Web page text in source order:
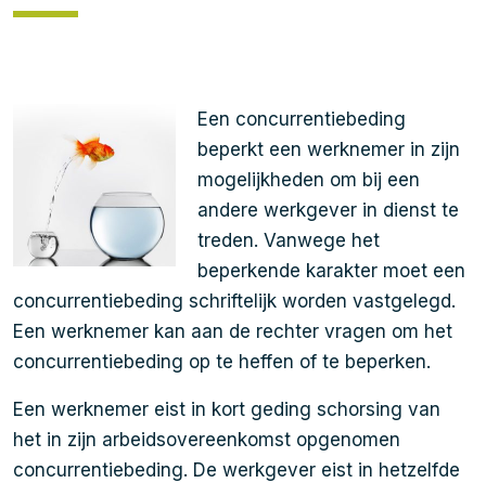
Een concurrentiebeding
beperkt een werknemer in zijn
mogelijkheden om bij een
andere werkgever in dienst te
treden. Vanwege het
beperkende karakter moet een
concurrentiebeding schriftelijk worden vastgelegd.
Een werknemer kan aan de rechter vragen om het
concurrentiebeding op te heffen of te beperken.
Een werknemer eist in kort geding schorsing van
het in zijn arbeidsovereenkomst opgenomen
concurrentiebeding. De werkgever eist in hetzelfde